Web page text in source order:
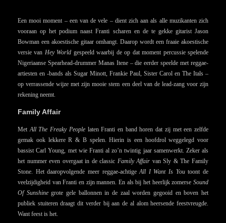
Een mooi moment – een van de vele – dient zich aan als alle muzikanten zich
vooraan op het podium naast Franti scharen en de te gekke gitarist Jason
Bowman een akoestische gitaar omhangt. Daarop wordt een fraaie akoestische
versie van Hey World gespeeld waarbij de op dat moment percussie spelende
Nigeriaanse Spearhead-drummer Manas Itene – die eerder speelde met reggae-
artiesten en -bands als Sugar Minott, Frankie Paul, Sister Carol en The Itals –
op verrassende wijze met zijn mooie stem een deel van de lead-zang voor zijn
rekening neemt.
Family Affair
MetAll The Freaky Peoplelaten Franti en band horen dat zij met een zelfde
gemak ook lekkere R & B spelen. Hierin is een hoofdrol weggelegd voor
bassist Carl Young, met wie Franti al zo’n twintig jaar samenwerkt. Zeker als
het nummer even overgaat in de classic Family Affair van Sly & The Family
Stone. Het daaropvolgende meer reggae-achtigeAll I Want Is Youtoont de
veelzijdigheid van Franti en zijn mannen. En als bij het heerlijk zomerse Sound
Of Sunshinegrote gele ballonnen in de zaal worden gegooid en boven het
publiek stuiteren draagt dit verder bij aan de al alom heersende feestvreugde.
Want feest is het.